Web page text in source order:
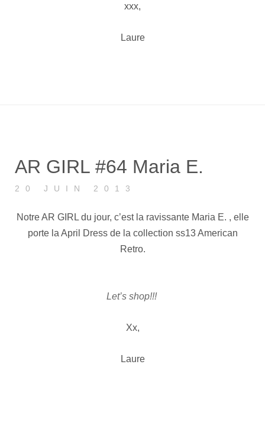
xxx,
Laure
AR GIRL #64 Maria E.
20 JUIN 2013
Notre AR GIRL du jour, c’est la ravissante Maria E. , elle
porte la April Dress de la collection ss13 American
Retro.
Let’s shop!!!
Xx,
Laure